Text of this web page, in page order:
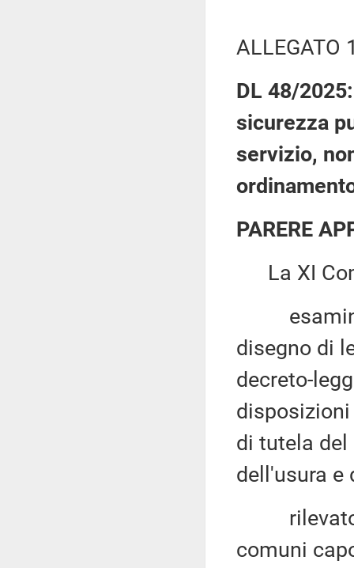
ALLEGATO
DL 48/
sicurezza
servizio,
PARERE
La XI
disegno di
decreto-
di tutela del
dell'usura e
rilevato
comuni